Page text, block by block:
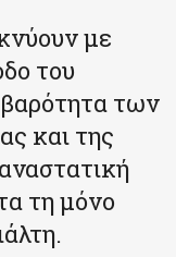
με
του
των
και της
τη μόνο